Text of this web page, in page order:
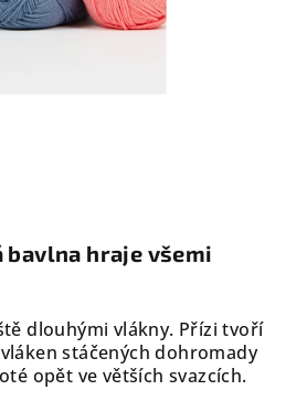
bavlna hraje všemi
dlouhými vlákny. Přízi tvoří
stáčených dohromady
opět ve větších svazcích.